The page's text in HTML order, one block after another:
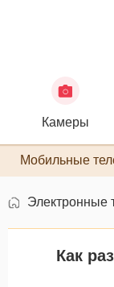
Камеры
Мобильные
Электронные
Как